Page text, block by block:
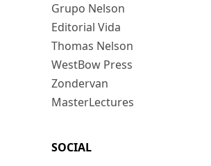
Grupo Nelson
Editorial Vida
Thomas Nelson
WestBow Press
Zondervan
MasterLectures
SOCIAL